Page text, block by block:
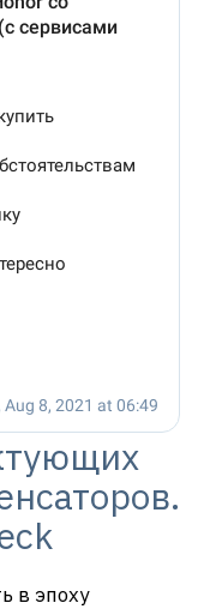
в эпоху